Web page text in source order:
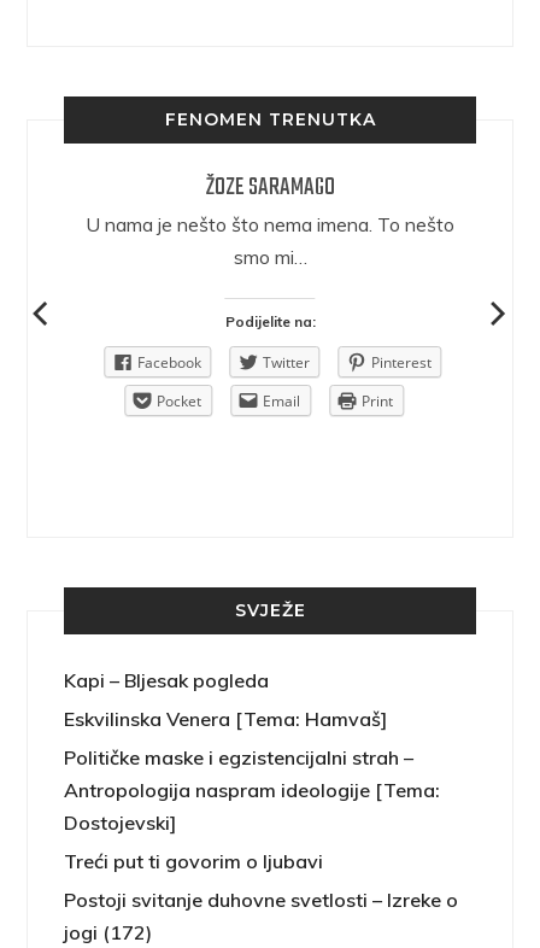
FENOMEN TRENUTKA
ŽOZE SARAMAGO
U nama je nešto što nema imena. To nešto
smo mi…
Podijelite na:
Facebook Twitter
Pinterest
Pocket
Email Print
SVJEŽE
Kapi – Bljesak pogleda
Eskvilinska Venera [Tema: Hamvaš]
Političke maske i egzistencijalni strah –
Antropologija naspram ideologije [Tema:
Dostojevski]
Treći put ti govorim o ljubavi
Postoji svitanje duhovne svetlosti – Izreke o
jogi (172)